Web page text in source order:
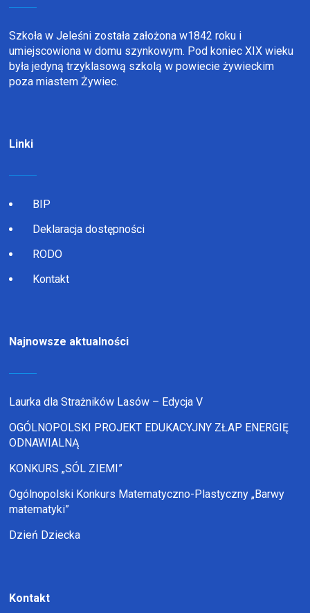
Szkoła w Jeleśni została założona w1842 roku i
umiejscowiona w domu szynkowym. Pod koniec XIX wieku
była jedyną trzyklasową szkolą w powiecie żywieckim
poza miastem Żywiec.
Linki
BIP
Deklaracja dostępności
RODO
Kontakt
Najnowsze aktualności
Laurka dla Strażników Lasów – Edycja V
OGÓLNOPOLSKI PROJEKT EDUKACYJNY ZŁAP ENERGIĘ
ODNAWIALNĄ
KONKURS „SÓL ZIEMI”
Ogólnopolski Konkurs Matematyczno-Plastyczny „Barwy
matematyki”
Dzień Dziecka
Kontakt